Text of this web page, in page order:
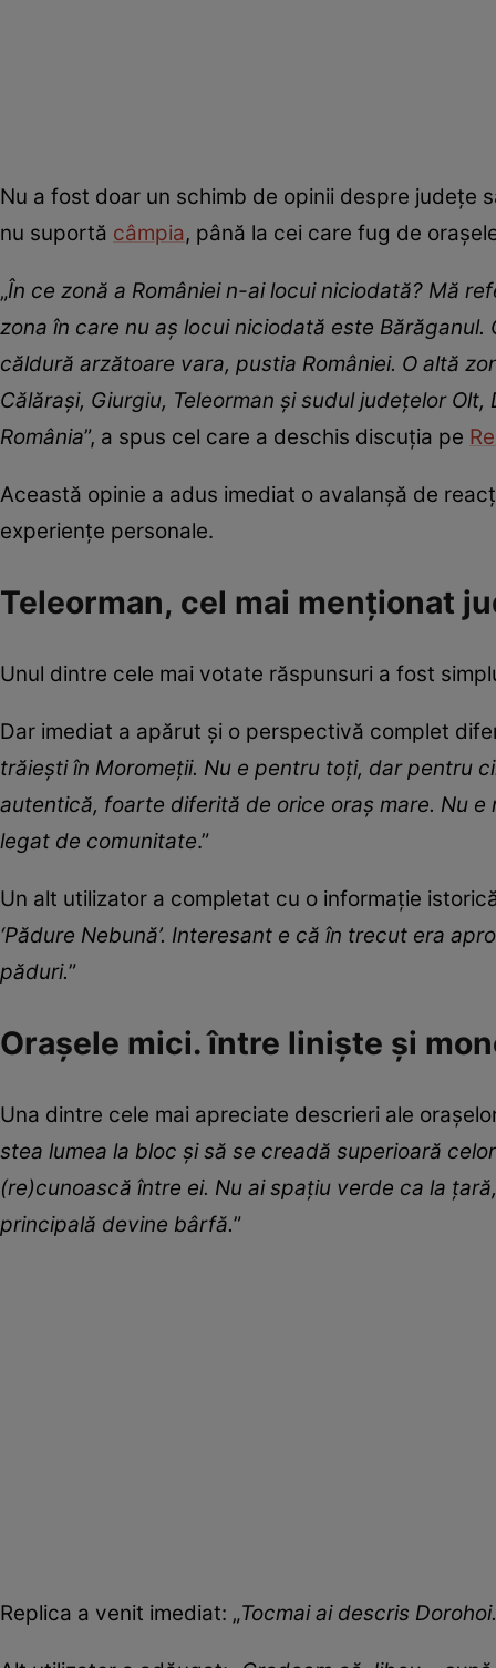
Nu a fost doar un schimb de opinii despre județe
nu suportă câmpia, până la cei care fug de
„În ce zonă a României n-ai locui niciodată? Mă
zona în care nu aș locui niciodată este
căldură arzătoare vara, pustia României. O altă
Călărași, Giurgiu, Teleorman și sudul județelor
România”, a spus cel care a deschis discuția pe
Această opinie a adus imediat o avalanșă de
experiențe personale.
Teleorman, cel mai menționat
Unul dintre cele mai votate răspunsuri a fost
Dar imediat a apărut și o perspectivă complet
trăiești în Moromeții. Nu e pentru toți, dar pentru
autentică, foarte diferită de orice oraș mare. Nu
legat de comunitate.”
Un alt utilizator a completat cu o informație
‘Pădure Nebună’. Interesant e că în trecut era
păduri.”
Orașele mici. între liniște și
Una dintre cele mai apreciate descrieri ale
stea lumea la bloc și să se creadă superioară
(re)cunoască între ei. Nu ai spațiu verde ca la
principală devine bârfă.”
Replica a venit imediat: „Tocmai ai descris